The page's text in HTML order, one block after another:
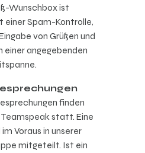
Wunschbox ist
Spam-Kontrolle,
von Grüßen und
einer angegebenden
finden
statt. Eine
Voraus in unserer
mitgeteilt. Ist ein